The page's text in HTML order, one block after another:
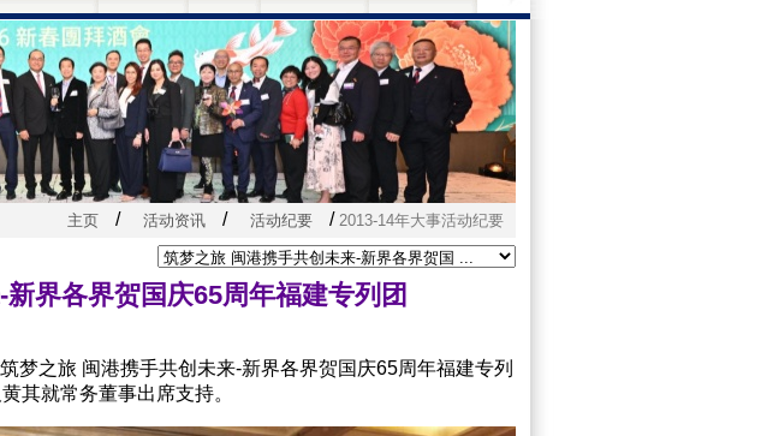
主页 / 活动资讯 / 活动纪要 / 2013-14年大事活动纪要
界各界贺国庆65周年福建专列团
梦之旅 闽港携手共创未来-新界各界贺国庆65周年福建专列
其就常务董事出席支持。